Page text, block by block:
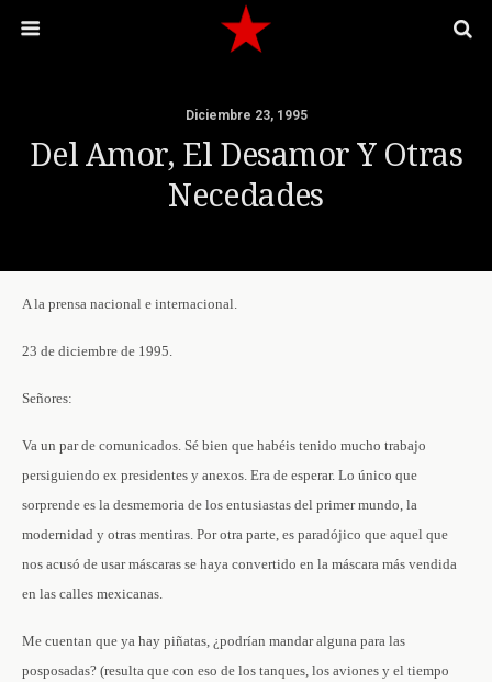
Diciembre 23, 1995
Del Amor, El Desamor Y Otras
Necedades
A la prensa nacional e internacional.
23 de diciembre de 1995.
Señores:
Va un par de comunicados. Sé bien que habéis tenido mucho trabajo
persiguiendo ex presidentes y anexos. Era de esperar. Lo único que
sorprende es la desmemoria de los entusiastas del primer mundo, la
modernidad y otras mentiras. Por otra parte, es paradójico que aquel que
nos acusó de usar máscaras se haya convertido en la máscara más vendida
en las calles mexicanas.
Me cuentan que ya hay piñatas, ¿podrían mandar alguna para las
posposadas? (resulta que con eso de los tanques, los aviones y el tiempo